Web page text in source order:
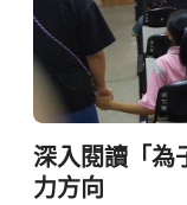
深入閱讀「為
力方向